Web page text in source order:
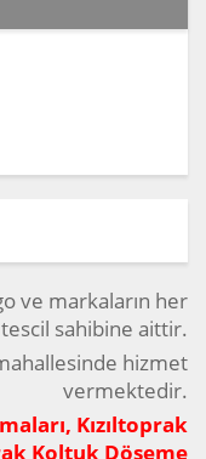
ve markaların her
tescil sahibine aittir.
hizmet
vermektedir.
Kızıltoprak
Koltuk Döşeme